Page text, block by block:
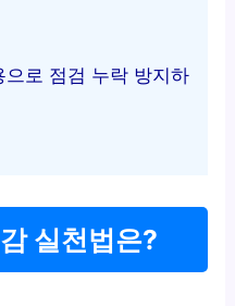
으로 점검 누락 방지하
실천법은?